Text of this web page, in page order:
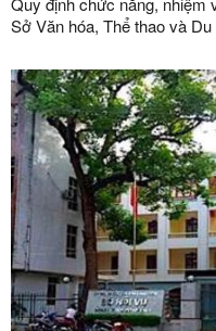
Sở Văn hóa, Thể thao và Du